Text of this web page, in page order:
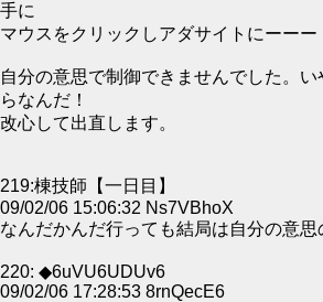
手に
マウスをクリックしアダサイトにーーー
自分の意思で制御できませんでした。
らなんだ！
改心して出直します。
219:棟技師【一日目】
09/02/06 15:06:32 Ns7VBhoX
なんだかんだ行っても結局は自分の意思
220: ◆6uVU6UDUv6
09/02/06 17:28:53 8rnQecE6